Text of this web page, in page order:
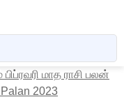
பிப்ரவரி மாத ராசி பலன்
2023